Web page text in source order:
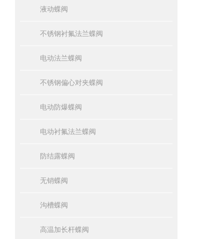
液动蝶阀
不锈钢衬氟法兰蝶阀
电动法兰蝶阀
不锈钢偏心对夹蝶阀
电动防爆蝶阀
电动衬氟法兰蝶阀
防结露蝶阀
无销蝶阀
沟槽蝶阀
高温加长杆蝶阀